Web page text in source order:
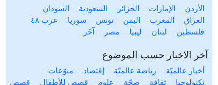
الأردن الإمارات الجزائر السعودية
السودان
العراق
المغرب اليمن تونس سوريا
عرب ٤٨
فلسطين
لبنان ليبيا مصر آخَر
آخر الاخبار حسب الموضوع
أخبار عالميّة رياضة عالميّة إقتصاد
منوّعات
تكنولوجيا
ثقافة صحّة علوم قصص للأطفال قصص